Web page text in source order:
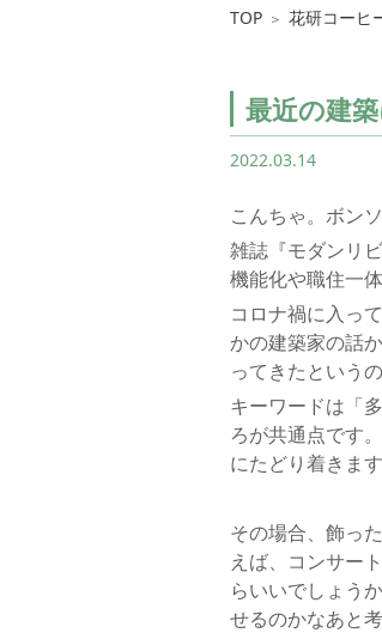
TOP ＞ 花研コーヒ
最近の建
2022.03.14
こんちゃ。ボン
雑誌『モダンリ
機能化や職住一体
コロナ禍に入っ
かの建築家の話
ってきたという
キーワードは「
ろが共通点です
にたどり着きます
その場合、飾っ
えば、コンサー
らいいでしょう
せるのかなあと